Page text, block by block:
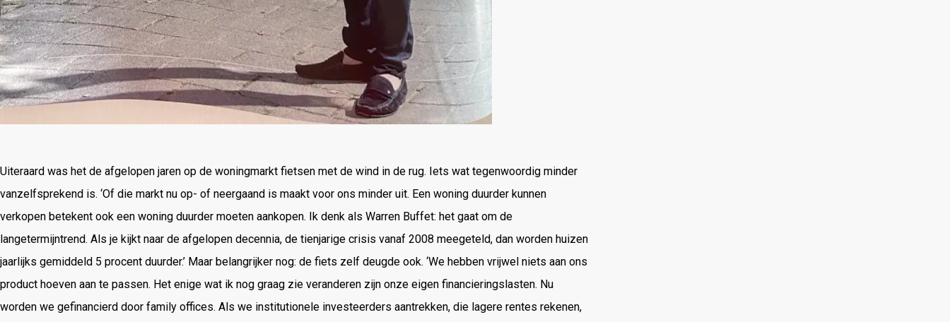
Uiteraard was het de afgelopen jaren op de woningmarkt fietsen met de wind in de rug. Iets wat tegenwoordig minder
vanzelfsprekend is. ‘Of die markt nu op- of neergaand is maakt voor ons minder uit. Een woning duurder kunnen
verkopen betekent ook een woning duurder moeten aankopen. Ik denk als Warren Buffet: het gaat om de
langetermijntrend. Als je kijkt naar de afgelopen decennia, de tienjarige crisis vanaf 2008 meegeteld, dan worden huizen
jaarlijks gemiddeld 5 procent duurder.’ Maar belangrijker nog: de fiets zelf deugde ook. ‘We hebben vrijwel niets aan ons
product hoeven aan te passen. Het enige wat ik nog graag zie veranderen zijn onze eigen financieringslasten. Nu
worden we gefinancierd door family offices. Als we institutionele investeerders aantrekken, die lagere rentes rekenen,